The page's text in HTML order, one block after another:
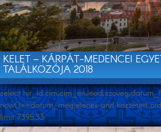
KELET – KÁRPÁT-MEDENCEI
TALÁLKOZÓJA 2018
select
now()>=datum_megjelenes and kozzetett
limit 7395,33